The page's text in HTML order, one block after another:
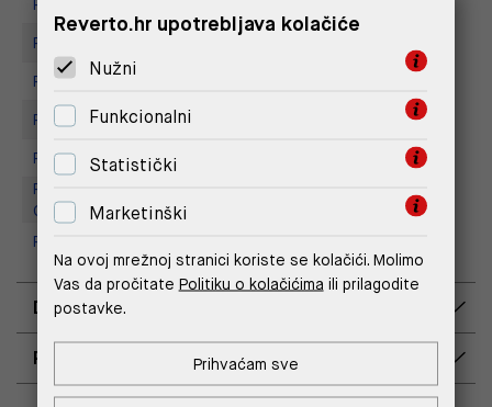
Replay Store, City Center One
Replay store, Tower Centar
Replay Store, Mall of Split
Replay Store, Supernova Zadar
Replay store, Arena centar
Replay Outlet Store, Designer
Outlet Croatia
Replay Outlet Store, Split
DOSTAVA
POVRAT I ZAMJENA
Reverto.hr upotrebljava kolačiće
Nužni
Funkcionalni
Statistički
Marketinški
Na ovoj mrežnoj stranici koriste se kolačići. Molimo
Vas da pročitate Politiku o kolačićima ili prilagodite
postavke.
Prihvaćam sve